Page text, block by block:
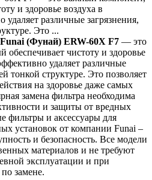
и здоровье воздуха в
различные загрязнения,
Это ...
Funai (Фунай) ERW-60X F7 — это
чистоту и здоровье
удаляет различные
тонкой структуре. Это позволяет
на здоровье даже самых
замена фильтра необходима
и защиты от вредных
фильтры и аксессуары для
установок от компании Funai –
и безопасность. Все модели
материалов и не требуют
эксплуатации и при
замене.